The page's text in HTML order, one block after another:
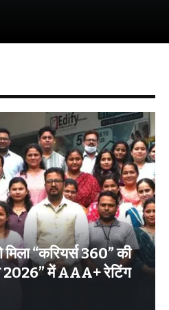
“करियर्स 360” की
2026” में AAA+ रेटिंग